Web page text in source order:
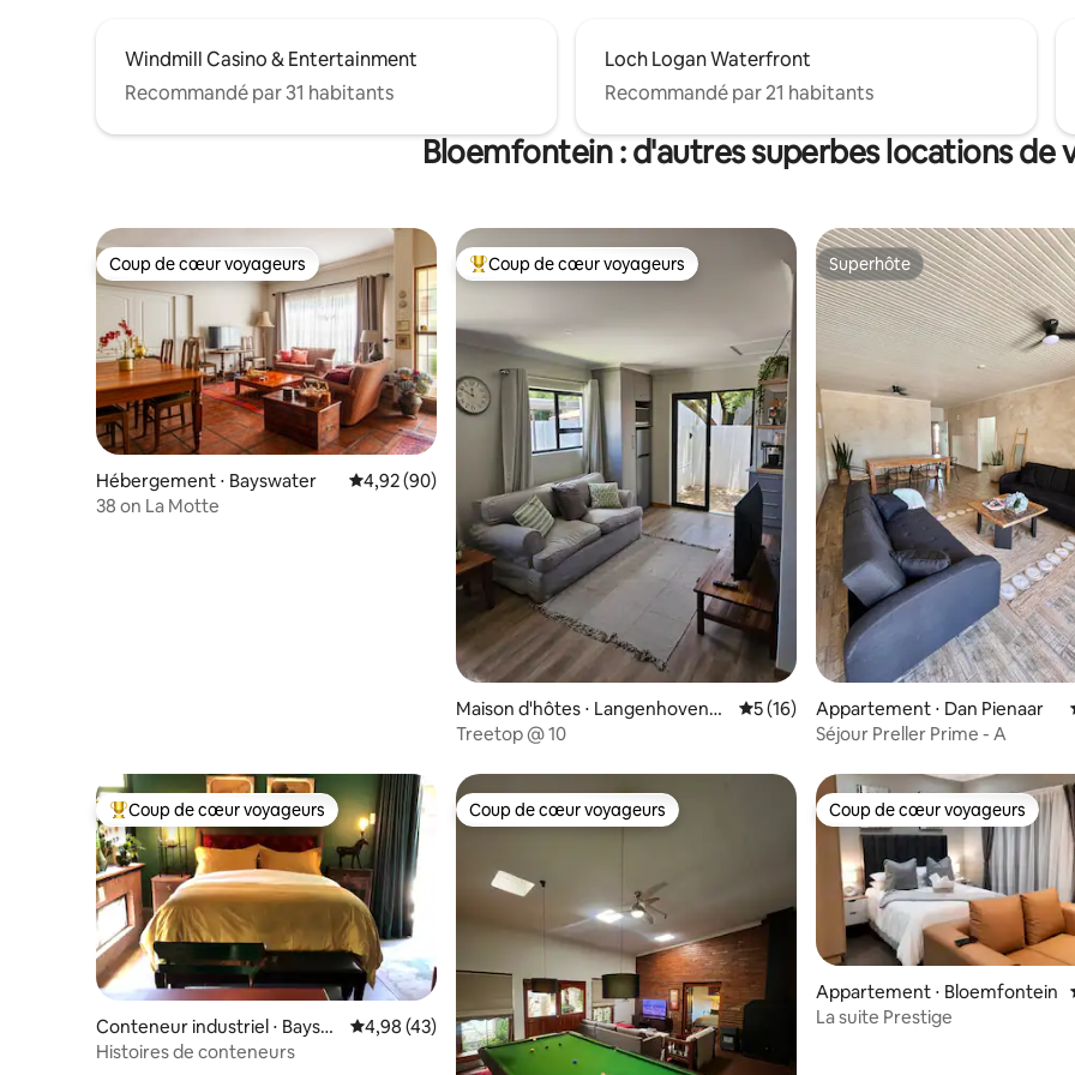
Windmill Casino & Entertainment
Recommandé par 31 habitants
Loch Logan Waterfront
Recommandé par 21 habitants
Bloemfontein : d'autres superbes locations de
Coup de cœur voyageurs
Coup de cœur voyageurs
Hébergement ⋅ Bayswater Évaluation moyenne sur la base de 90 commentaires : 4,92 sur 5
4,92 (90)
38 on La Motte
Coups de cœur voyageurs les plus appréciés
Coup de cœur voyageurs
Maison d'hôtes ⋅ Langenhovenpa
rk
Évaluation moyenne sur la base de 16
5 (16)
Treetop @ 10
Superhôte
Superhôte
Appartement ⋅ Dan Pienaar
Séjour Preller Prime - A
Coups de cœur voyageurs les plus appréciés
Coup de cœur voyageurs
Conteneur industriel ⋅ Baysw
ater
Évaluation moyenne sur la base de 43 commentaires : 4,98 sur 5
4,98 (43)
Histoires de conteneurs
Coup de cœur voyageurs
Coup de cœur voyageurs Coup de cœur voyageurs
Coup de cœur voyageurs
Appartement ⋅ Bloemfontein
La suite Prestige